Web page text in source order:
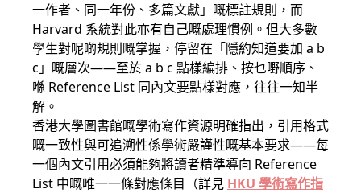
一作者、同一年份、多篇文獻」嘅標註規則，而
Harvard 系統對此亦有自己嘅處理慣例。但大多數
學生對呢啲規則嘅掌握，停留在「隱約知道要加 a b
c」嘅層次——至於 a b c 點樣編排、按乜嘢順序、
喺 Reference List 同內文要點樣對應，往往一知半
解。
香港大學圖書館嘅學術寫作資源明確指出，引用格式
嘅一致性與可追溯性係學術嚴謹性嘅基本要求——每
一個內文引用必須能夠將讀者精準導向 Reference
List 中嘅唯一一條對應條目（詳見 HKU 學術寫作指